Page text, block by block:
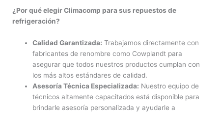
¿Por qué elegir Climacomp para sus repuestos de
refrigeración?
Calidad Garantizada: Trabajamos directamente con
fabricantes de renombre como Cowplandt para
asegurar que todos nuestros productos cumplan con
los más altos estándares de calidad.
Asesoría Técnica Especializada: Nuestro equipo de
técnicos altamente capacitados está disponible para
brindarle asesoría personalizada y ayudarle a